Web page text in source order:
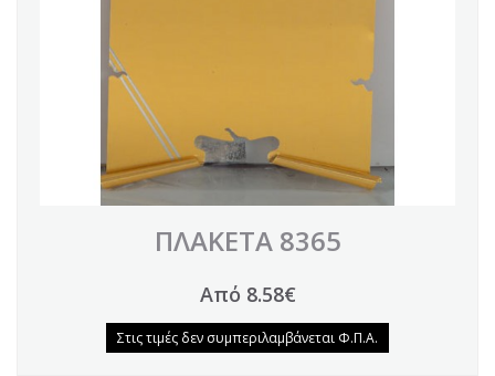
ΠΛΑΚΕΤΑ 8365
Από 8.58€
Στις τιμές δεν συμπεριλαμβάνεται Φ.Π.Α.